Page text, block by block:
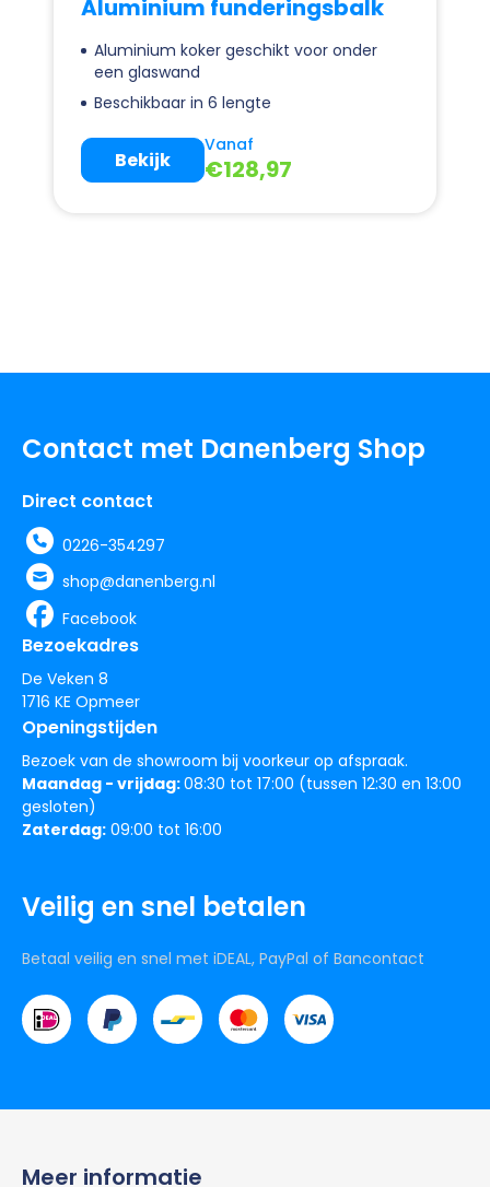
Aluminium funderingsbalk
Aluminium koker geschikt voor onder
een glaswand
Beschikbaar in 6 lengte
Vanaf
€128,97
Bekijk
Contact met Danenberg Shop
Direct contact
0226-354297
shop@danenberg.nl
Facebook
Bezoekadres
De Veken 8
1716 KE Opmeer
Openingstijden
Bezoek van de showroom bij voorkeur op afspraak.
Maandag - vrijdag:08:30 tot 17:00 (tussen 12:30 en 13:00
gesloten)
Zaterdag: 09:00 tot 16:00
Veilig en snel betalen
Betaal veilig en snel met iDEAL, PayPal of Bancontact
Meer informatie